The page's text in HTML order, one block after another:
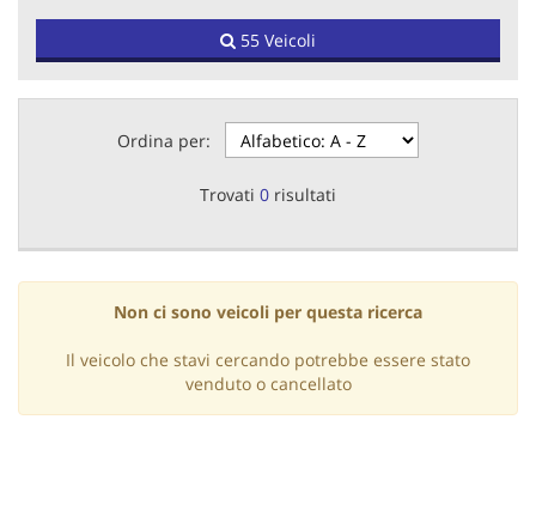
55 Veicoli
Ordina per:
Trovati 0 risultati
Non ci sono veicoli per questa ricerca
Il veicolo che stavi cercando potrebbe essere stato
venduto o cancellato
funzionamento
alla
le